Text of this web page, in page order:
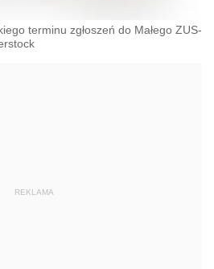
terminu zgłoszeń do Małego ZUS-